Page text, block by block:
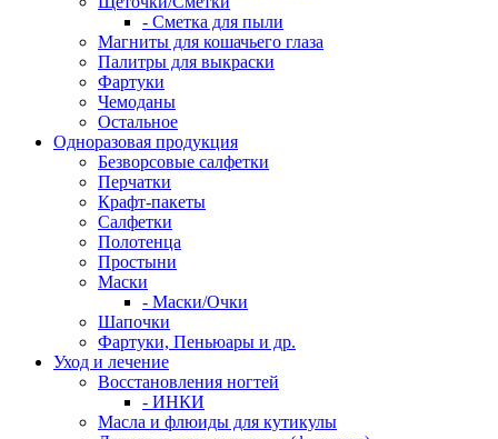
- Сметка для пыли
Магниты для кошачьего глаза
Палитры для выкраски
Фартуки
Чемоданы
Остальное
Одноразовая продукция
Безворсовые салфетки
Перчатки
Крафт-пакеты
Салфетки
Полотенца
Простыни
Маски
- Маски/Очки
Шапочки
Фартуки, Пеньюары и др.
Уход и лечение
Восстановления ногтей
- ИНКИ
Масла и флюиды для кутикулы